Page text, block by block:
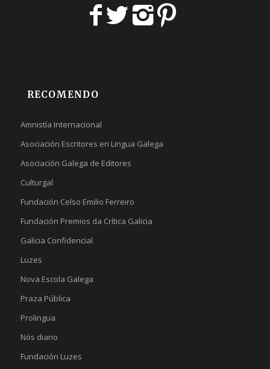
RECOMENDO
Amnistía Internacional
Asociación Escritores en Lingua Galega
Asociación Galega de Editores
Culturgal
Fundación Celso Emilio Ferreiro
Fundación Premios da Crítica Galicia
Galicia Confidencial
Luzes
Nova Escola Galega
Praza Pública
Prolingua
Nós diario
Fundación Luzes